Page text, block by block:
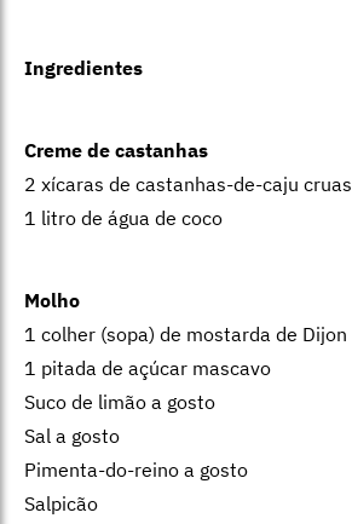
Ingredientes
Creme de castanhas
2 xícaras de castanhas-de-caju cruas
1 litro de água de coco
Molho
1 colher (sopa) de mostarda de Dijon
1 pitada de açúcar mascavo
Suco de limão a gosto
Sal a gosto
Pimenta-do-reino a gosto
Salpicão